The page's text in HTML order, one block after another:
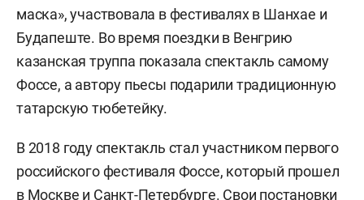
маска», участвовала в фестивалях в Шанхае и
Будапеште. Во время поездки в Венгрию
казанская труппа показала спектакль самому
Фоссе, а автору пьесы подарили традиционную
татарскую тюбетейку.
В 2018 году спектакль стал участником первого
российского фестиваля Фоссе, который прошел
в Москве и Санкт-Петербурге. Свои постановки